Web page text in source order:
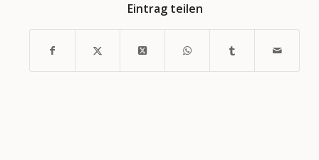
Eintrag teilen